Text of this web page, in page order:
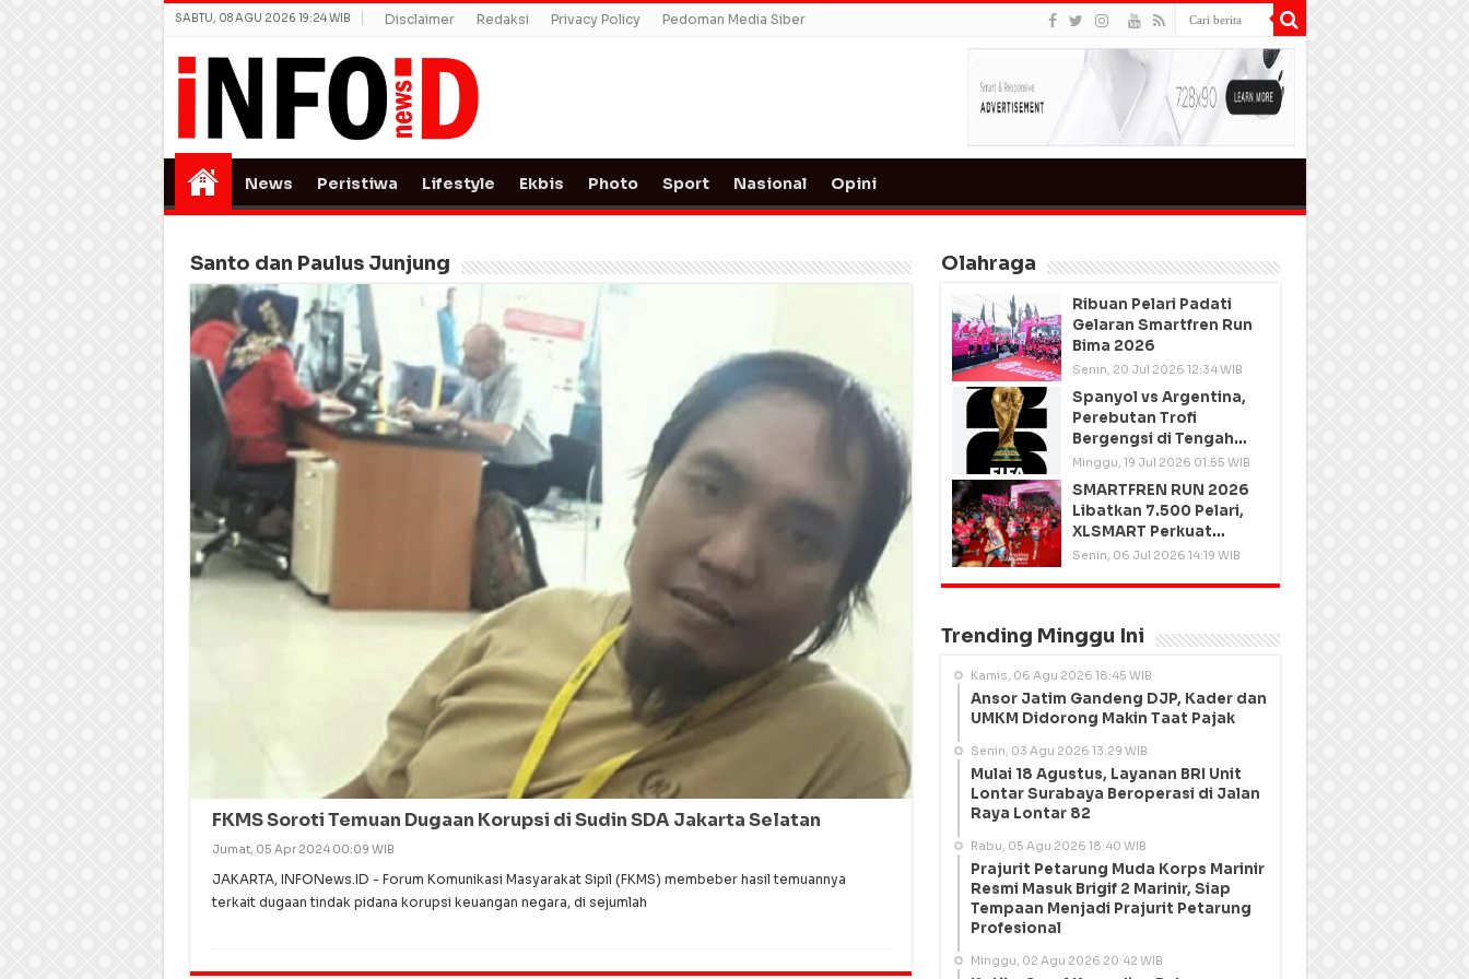
SABTU, 08 AGU 2026 19:24 WIB Disclaimer Redaksi Privacy Policy Pedoman Media Siber
News Peristiwa Lifestyle Ekbis Photo Sport Nasional Opini
Santo dan Paulus Junjung
FKMS Soroti Temuan Dugaan Korupsi di Sudin SDA Jakarta Selatan
Jumat, 05 Apr 2024 00:09 WIB
JAKARTA, INFONews.ID - Forum Komunikasi Masyarakat Sipil (FKMS) membeber hasil temuannya
terkait dugaan tindak pidana korupsi keuangan negara, di sejumlah
Olahraga
Ribuan Pelari Padati
Gelaran Smartfren Run
Bima 2026
Senin, 20 Jul 2026 12:34 WIB
Spanyol vs Argentina,
Perebutan Trofi
Bergengsi di Tengah
Semangat Persatuan
Minggu, 19 Jul 2026 01:55 WIB
SMARTFREN RUN 2026
Libatkan 7.500 Pelari,
XLSMART Perkuat
Kedekatan dengan
Senin, 06 Jul 2026 14:19 WIB
Trending Minggu Ini
Kamis, 06 Agu 2026 18:45 WIB
Ansor Jatim Gandeng DJP, Kader dan
UMKM Didorong Makin Taat Pajak
Senin, 03 Agu 2026 13:29 WIB
Mulai 18 Agustus, Layanan BRI Unit
Lontar Surabaya Beroperasi di Jalan
Raya Lontar 82
Rabu, 05 Agu 2026 18:40 WIB
Prajurit Petarung Muda Korps Marinir
Resmi Masuk Brigif 2 Marinir, Siap
Tempaan Menjadi Prajurit Petarung
Profesional
Minggu, 02 Agu 2026 20:42 WIB